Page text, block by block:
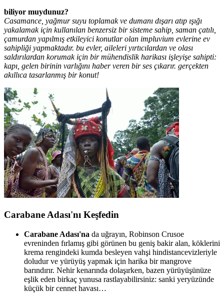
biliyor muydunuz?
Casamance, yağmur suyu toplamak ve dumanı dışarı atıp ışığı
yakalamak için kullanılan benzersiz bir sisteme sahip, saman çatılı,
çamurdan yapılmış etkileyici konutlar olan impluvium evlerine ev
sahipliği yapmaktadır. bu evler, aileleri yırtıcılardan ve olası
saldırılardan korumak için bir mühendislik harikası işleyişe sahipti:
kapı, gelen birinin varlığını haber veren bir ses çıkarır. gerçekten
akıllıca tasarlanmış bir konut!
Carabane Adası'nı Keşfedin
Carabane Adası'na da uğrayın, Robinson Crusoe
evreninden fırlamış gibi görünen bu geniş bakir alan, köklerini
krema rengindeki kumda besleyen vahşi hindistancevizleriyle
doludur ve yürüyüş yapmak için harika bir mangrove
barındırır. Nehir kenarında dolaşırken, bazen yürüyüşünüze
eşlik eden birkaç yunusa rastlayabilirsiniz: sanki yeryüzünde
küçük bir cennet havası…